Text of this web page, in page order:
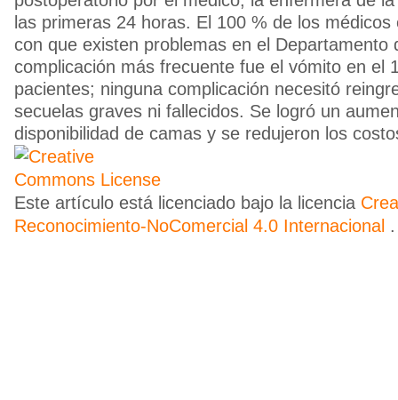
las primeras 24 horas. El 100 % de los
con que existen problemas en el Departamento
complicación más frecuente fue el vómito en el
pacientes; ninguna complicación necesitó
secuelas graves ni fallecidos. Se logró un
disponibilidad de camas y se redujeron los
Este artículo está licenciado bajo la licencia
Reconocimiento-NoComercial 4.0 Internacional .